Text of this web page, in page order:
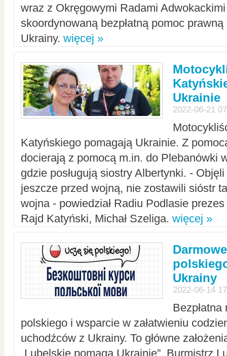
wraz z Okręgowymi Radami Adwokackimi
skoordynowaną bezpłatną pomoc
Ukrainy. więcej »
Ukrainie
2022-06-21
Katyńskiego pomagają Ukrainie. Z
docierają z pomocą m.in. do Plebanówki
gdzie posługują siostry Albertynki. -
jeszcze przed wojną, nie zostawili sióstr
wojna - powiedział Radiu Podlasie
Rajd Katyński, Michał Szeliga. więcej »
Ukrainy
2022-06-14
polskiego i wsparcie w załatwieniu
uchodźców z Ukrainy. To główne
„Lubelskie pomaga Ukrainie”. Burmistrz